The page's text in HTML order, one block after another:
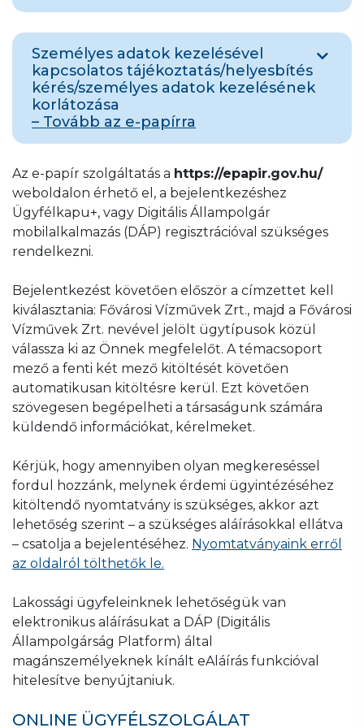
Bejelentésekor kérjük, szíveskedjen a
panasszal összefüggő minden szükséges
adatot részletesen feltüntetni az alapos
vizsgálat és a pontosabb válasz érdekében.
Amennyiben társaságunk által végzett
tevékenységre vonatkozó adatokat szeretne
kikérni, azt ezen ügy keretében teheti meg.
Személyes adatok kezelésével
kapcsolatos tájékoztatás/helyesbítés
kérés/személyes adatok kezelésének
korlátozása
– Tovább az e-papírra
Amennyiben társaságunk által nyilvántartott
személyes adataival kapcsolatban szeretne
kérdés, vagy bejelentést tenni, azt ezen ügy
keretében teheti meg.
Az e-papír szolgáltatás a https://epapir.gov.hu/
weboldalon érhető el, a bejelentkezéshez
Ügyfélkapu+, vagy Digitális Állampolgár
mobilalkalmazás (DÁP) regisztrációval szükséges
rendelkezni.
Bejelentkezést követően először a címzettet kell
kiválasztania: Fővárosi Vízművek Zrt., majd a Fővárosi
Vízművek Zrt. nevével jelölt ügytípusok közül
válassza ki az Önnek megfelelőt. A témacsoport
mező a fenti két mező kitöltését követően
automatikusan kitöltésre kerül. Ezt követően
szövegesen begépelheti a társaságunk számára
küldendő információkat, kérelmeket.
Kérjük, hogy amennyiben olyan megkereséssel
fordul hozzánk, melynek érdemi ügyintézéséhez
kitöltendő nyomtatvány is szükséges, akkor azt
lehetőség szerint – a szükséges aláírásokkal ellátva
– csatolja a bejelentéséhez. Nyomtatványaink erről
az oldalról tölthetők le.
Lakossági ügyfeleinknek lehetőségük van
elektronikus aláírásukat a DÁP (Digitális
Állampolgárság Platform) által
magánszemélyeknek kínált eAláírás funkcióval
hitelesítve benyújtaniuk.
ONLINE ÜGYFÉLSZOLGÁLAT